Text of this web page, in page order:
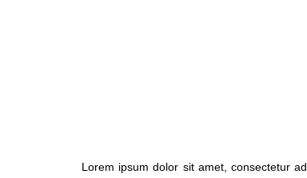
Lorem ipsum dolor sit amet, consectetur